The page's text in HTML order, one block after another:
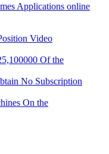
Applications online
Video
Of the
No Subscription
On the